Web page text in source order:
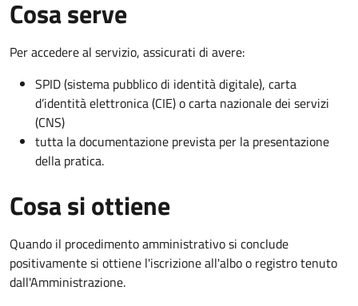
Cosa serve
Per accedere al servizio, assicurati di avere:
SPID (sistema pubblico di identità digitale), carta
d’identità elettronica (CIE) o carta nazionale dei servizi
(CNS)
tutta la documentazione prevista per la presentazione
della pratica.
Cosa si ottiene
Quando il procedimento amministrativo si conclude
positivamente si ottiene l'iscrizione all'albo o registro tenuto
dall'Amministrazione.